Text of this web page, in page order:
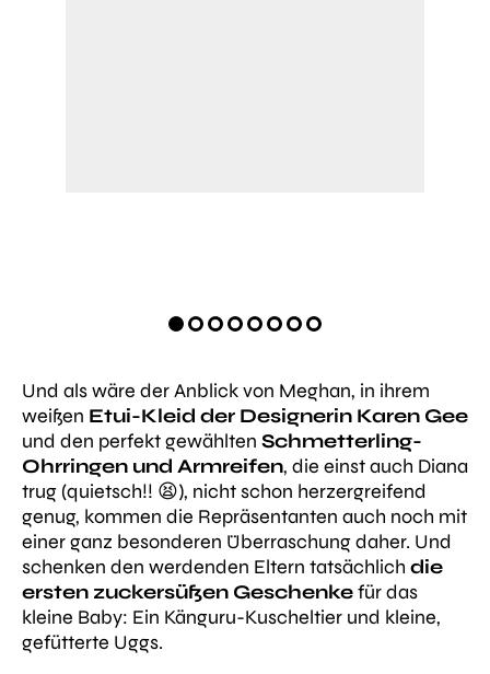
Und als wäre der Anblick von Meghan, in ihrem
weißen Etui-Kleid der Designerin Karen Gee
und den perfekt gewählten Schmetterling-
Ohrringen und Armreifen, die einst auch Diana
trug (quietsch!! 😫), nicht schon herzergreifend
genug, kommen die Repräsentanten auch noch mit
einer ganz besonderen Überraschung daher. Und
schenken den werdenden Eltern tatsächlich die
ersten zuckersüßen Geschenkefür das
kleine Baby: Ein Känguru-Kuscheltier und kleine,
gefütterte Uggs.